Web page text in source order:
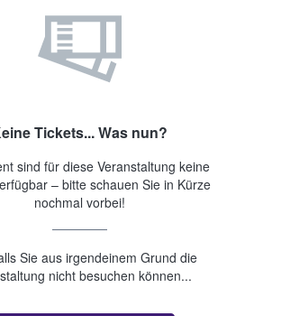
Tickets... Was nun?
sind für diese Veranstaltung keine
– bitte schauen Sie in Kürze
nochmal vorbei!
Sie aus irgendeinem Grund die
nicht besuchen können...